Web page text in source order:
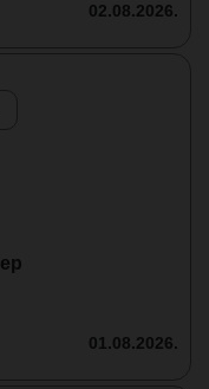
02.08.2026.
01.08.2026.